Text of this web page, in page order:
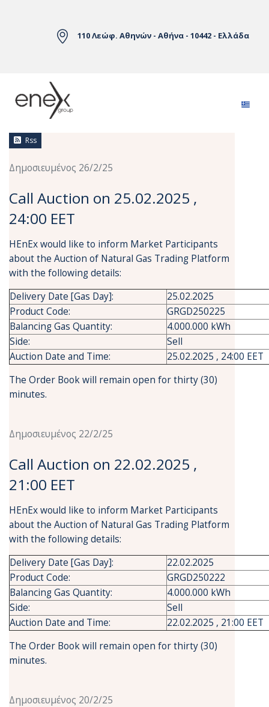
110 Λεώφ. Αθηνών - Αθήνα - 10442 - Ελλάδα
Ειδήσεις
Rss
Δημοσιευμένος 26/2/25
Call Auction on 25.02.2025 ,
24:00 EET
HEnEx would like to inform Market Participants
about the Auction of Natural Gas Trading Platform
with the following details:
Delivery Date [Gas Day]:
25.02.2025
Product Code:
GRGD250225
Balancing Gas Quantity:
4.000.000 kWh
Side:
Sell
Auction Date and Time:
25.02.2025 , 24:00 EET
The Order Book will remain open for thirty (30)
minutes.
Δημοσιευμένος 22/2/25
Call Auction on 22.02.2025 ,
21:00 EET
HEnEx would like to inform Market Participants
about the Auction of Natural Gas Trading Platform
with the following details:
Delivery Date [Gas Day]:
22.02.2025
Product Code:
GRGD250222
Balancing Gas Quantity:
4.000.000 kWh
Side:
Sell
Auction Date and Time:
22.02.2025 , 21:00 EET
The Order Book will remain open for thirty (30)
minutes.
Δημοσιευμένος 20/2/25